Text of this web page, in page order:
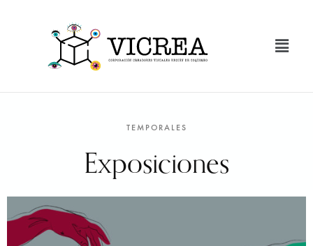
TEMPORALES
Exposiciones